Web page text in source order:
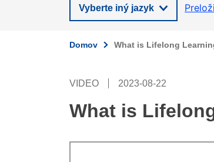
Vyberte iný jazyk
Domov What is Lifelong
VIDEO 2023-08-22
What is